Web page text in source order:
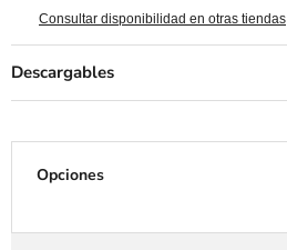
Consultar disponibilidad en otras tiendas
Descargables
Opciones